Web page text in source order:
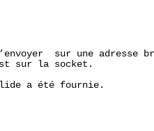
sur une adresse
sur la socket.
a été fournie.